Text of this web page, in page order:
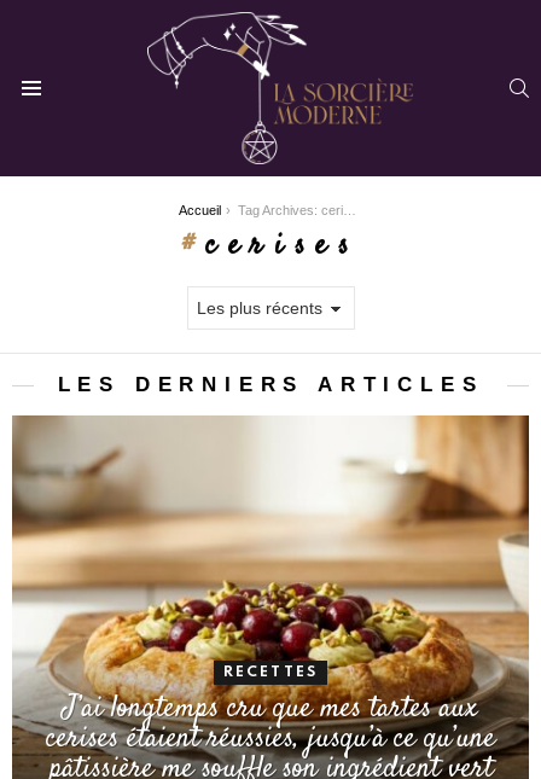
Accueil Tag Archives: cerises
cerises
LES DERNIERS ARTICLES
RECETTES
J’ai longtemps cru que mes tartes aux
cerises étaient réussies, jusqu’à ce qu’une
pâtissière me souffle son ingrédient vert